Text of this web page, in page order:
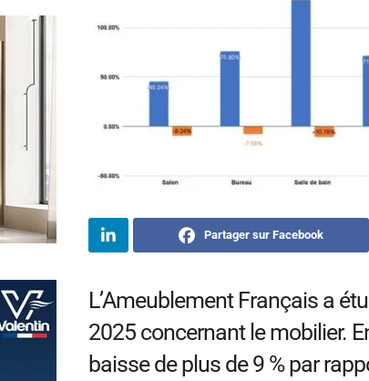
Partager sur Facebook
L’Ameublement Français a
2025 concernant le mobilier.
baisse de plus de 9 % par